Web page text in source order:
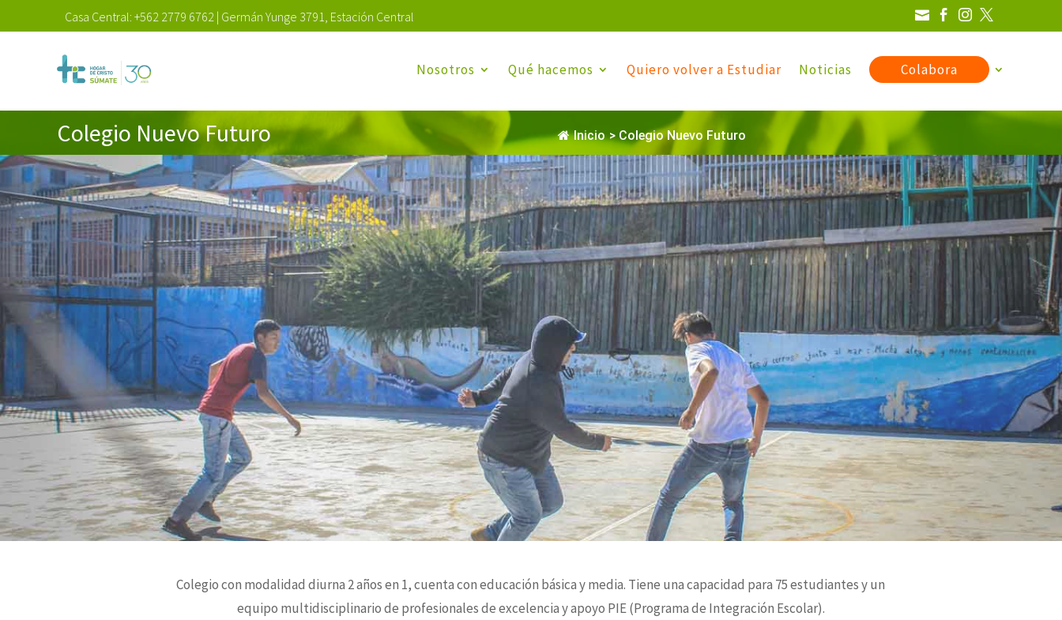
Casa Central: +562 2779 6762 | Germán Yunge 3791, Estación Central    
Nosotros Qué hacemos Quiero volver a Estudiar Noticias Colabora
Colegio Nuevo Futuro Inicio > Colegio Nuevo Futuro
Colegio con modalidad diurna 2 años en 1, cuenta con educación básica y media. Tiene una capacidad para 75 estudiantes y un
equipo multidisciplinario de profesionales de excelencia y apoyo PIE (Programa de Integración Escolar).